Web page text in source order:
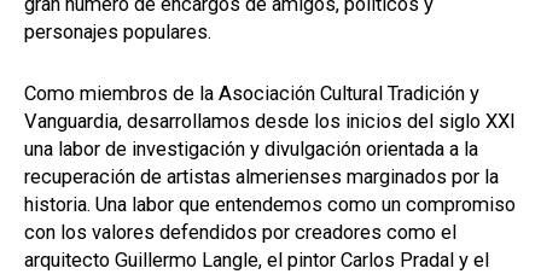
personajes populares.
Como miembros de la Asociación Cultural Tradición y
Vanguardia, desarrollamos desde los inicios del siglo XXI
una labor de investigación y divulgación orientada a la
recuperación de artistas almerienses marginados por la
historia. Una labor que entendemos como un compromiso
con los valores defendidos por creadores como el
arquitecto Guillermo Langle, el pintor Carlos Pradal y el